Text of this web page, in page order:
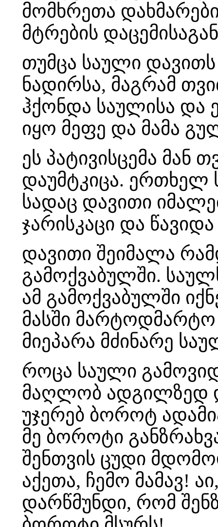
მომხრეთა
მტრების
თუმცა საული
ნადირსა, მაგრამ
ჰქონდა საულისა და
იყო მეფე და მამა
ეს პატივისცემა
დაუმტკიცა. ერთხელ
სადაც დავითი
ჯარისკაცი და
დავითი შეიმალა
გამოქვაბულში.
ამ გამოქვაბულში
მასში
მიეპარა მძინარე
როცა საული
მაღლობ ადგილზედ
უჯერებ ბოროტ
მე ბოროტი
შენთვის ცუდი
აქეთა, ჩემო მამავ!
დარწმუნდი, რომ